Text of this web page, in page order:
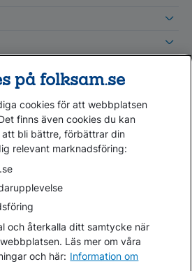
på folksam.se
cookies för att webbplatsen
finns även cookies du kan
att bli bättre, förbättrar din
relevant marknadsföring:
och återkalla ditt samtycke när
Läs mer om våra
och här: Information om